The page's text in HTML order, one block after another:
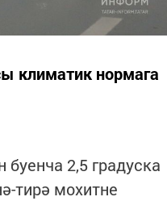
климатик нормага
буенча 2,5 градуска
тирә мохитне